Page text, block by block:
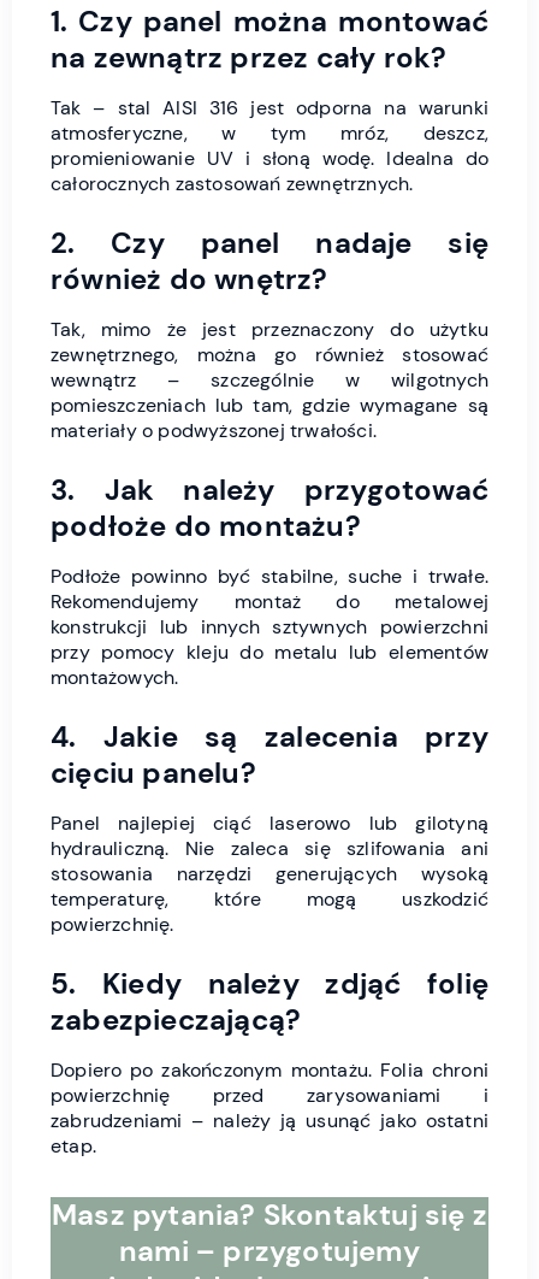
1. Czy panel można montować
na zewnątrz przez cały rok?
Tak – stal AISI 316 jest odporna na warunki
atmosferyczne, w tym mróz, deszcz,
promieniowanie UV i słoną wodę. Idealna do
całorocznych zastosowań zewnętrznych.
2. Czy panel nadaje się
również do wnętrz?
Tak, mimo że jest przeznaczony do użytku
zewnętrznego, można go również stosować
wewnątrz – szczególnie w wilgotnych
pomieszczeniach lub tam, gdzie wymagane są
materiały o podwyższonej trwałości.
3. Jak należy przygotować
podłoże do montażu?
Podłoże powinno być stabilne, suche i trwałe.
Rekomendujemy montaż do metalowej
konstrukcji lub innych sztywnych powierzchni
przy pomocy kleju do metalu lub elementów
montażowych.
4. Jakie są zalecenia przy
cięciu panelu?
Panel najlepiej ciąć laserowo lub gilotyną
hydrauliczną. Nie zaleca się szlifowania ani
stosowania narzędzi generujących wysoką
temperaturę, które mogą uszkodzić
powierzchnię.
5. Kiedy należy zdjąć folię
zabezpieczającą?
Dopiero po zakończonym montażu. Folia chroni
powierzchnię przed zarysowaniami i
zabrudzeniami – należy ją usunąć jako ostatni
etap.
Masz pytania? Skontaktuj się z
nami – przygotujemy